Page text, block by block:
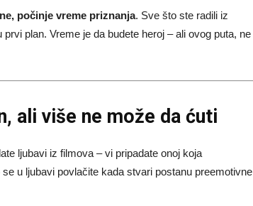
počinje vreme priznanja. Sve što ste radili iz
plan. Vreme je da budete heroj – ali ovog puta, ne
ali više ne može da ćuti
ljubavi iz filmova – vi pripadate onoj koja
u ljubavi povlačite kada stvari postanu preemotivne